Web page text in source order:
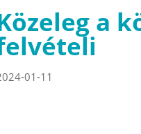
a
01-11